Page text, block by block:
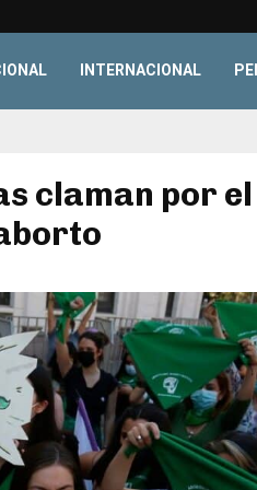
INTERNACIONAL
claman por el